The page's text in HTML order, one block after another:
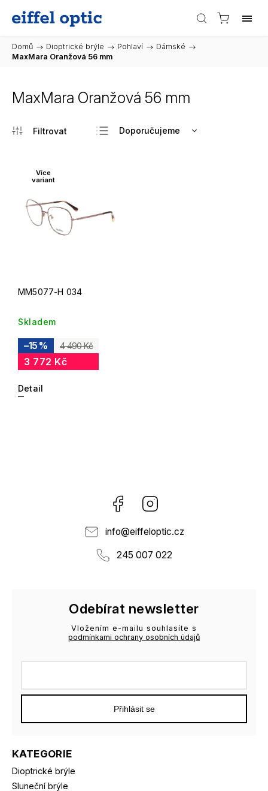
Domů / Dioptrické brýle / Pohlaví / Dámské /
MaxMara Oranžová 56 mm
MaxMara Oranžová 56 mm
Doporučujeme
Více
variant
MM5077-H 034
Skladem
4 490 Kč
–15 %
3 772 Kč
Detail
Facebook
info@eiffeloptic.cz
245 007 022
KATEGORIE
Dioptrické brýle
Sluneční brýle
Odebírat newsletter
Vložením e-mailu souhlasíte s
podmínkami ochrany osobních údajů
Přihlásit se